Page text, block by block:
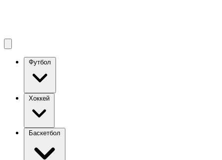
Футбол
Хоккей
Баскетбол